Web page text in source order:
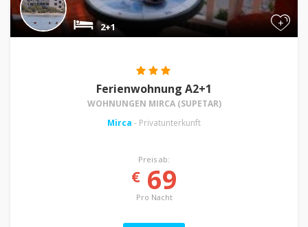
+
2+1
Ferienwohnung A2+1
WOHNUNGEN MIRCA (SUPETAR)
Mirca - Privatunterkunft
Preis ab:
€69
Pro Nacht